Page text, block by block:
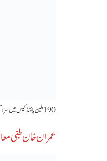
‫190 ملین پاؤنڈ کیس میں سزا معطلی کی درخواستوں پر اسلام آباد ہائیکورٹ نے تحریری حکم نامہ جاری کر دیا، نیب پراسیکیوٹر دلائل کیلئے تیار جبکہ وکیل نے مہلت طلب کر لی۔‬
عمران خان طبی